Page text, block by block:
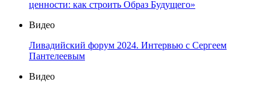
ценности: как строить Образ Будущего»
Видео
Ливадийский форум 2024. Интервью с Сергеем
Пантелеевым
Видео